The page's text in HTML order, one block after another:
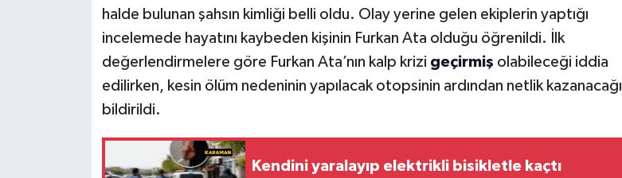
halde bulunan şahsın kimliği belli oldu. Olay yerine gelen ekiplerin yaptığı
incelemede hayatını kaybeden kişinin Furkan Ata olduğu öğrenildi. İlk
değerlendirmelere göre Furkan Ata’nın kalp krizi geçirmiş olabileceği iddia
edilirken, kesin ölüm nedeninin yapılacak otopsinin ardından netlik kazanacağı
bildirildi.
Kendini yaralayıp elektrikli bisikletle kaçtı